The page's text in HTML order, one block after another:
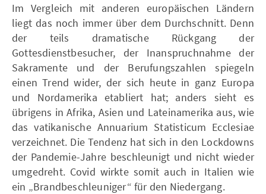
Im Vergleich mit anderen europäischen Ländern
liegt das noch immer über dem Durchschnitt. Denn
der teils dramatische Rückgang der
Gottesdienstbesucher, der Inanspruchnahme der
Sakramente und der Berufungszahlen spiegeln
einen Trend wider, der sich heute in ganz Europa
und Nordamerika etabliert hat; anders sieht es
übrigens in Afrika, Asien und Lateinamerika aus, wie
das vatikanische Annuarium Statisticum Ecclesiae
verzeichnet. Die Tendenz hat sich in den Lockdowns
der Pandemie-Jahre beschleunigt und nicht wieder
umgedreht. Covid wirkte somit auch in Italien wie
ein „Brandbeschleuniger“ für den Niedergang.